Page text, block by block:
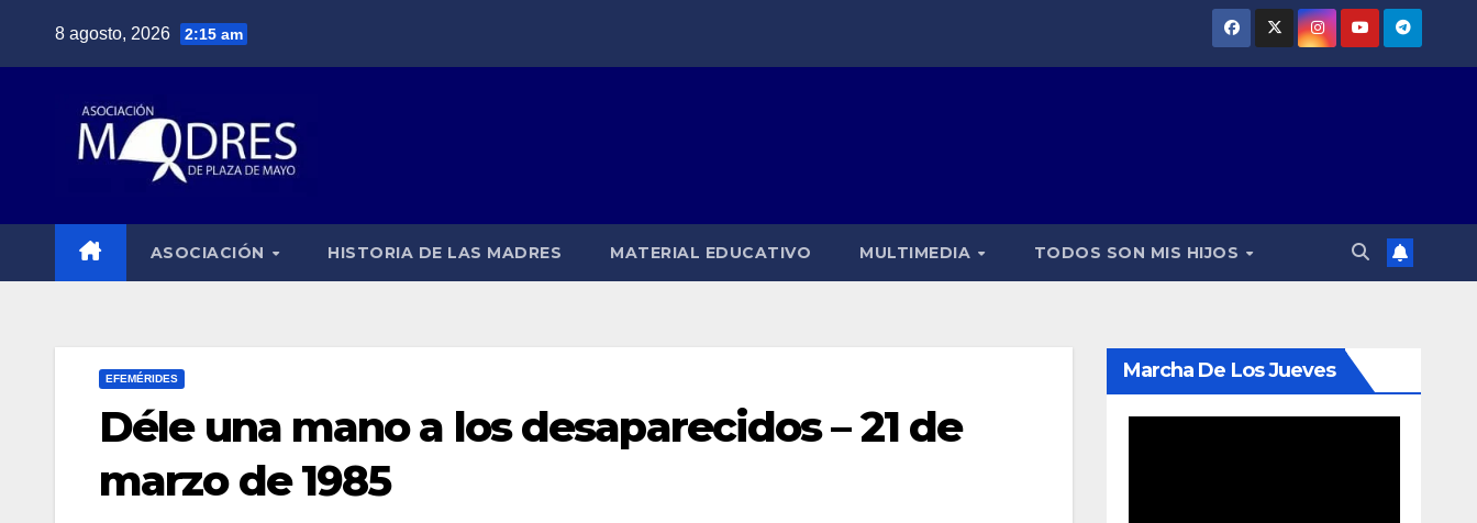
8 agosto, 2026 2:15 am
ASOCIACIÓN HISTORIA DE LAS MADRES MATERIAL EDUCATIVO MULTIMEDIA TODOS SON MIS HIJOS
EFEMÉRIDES
Déle una mano a los desaparecidos – 21 de
marzo de 1985
Marcha De Los Jueves